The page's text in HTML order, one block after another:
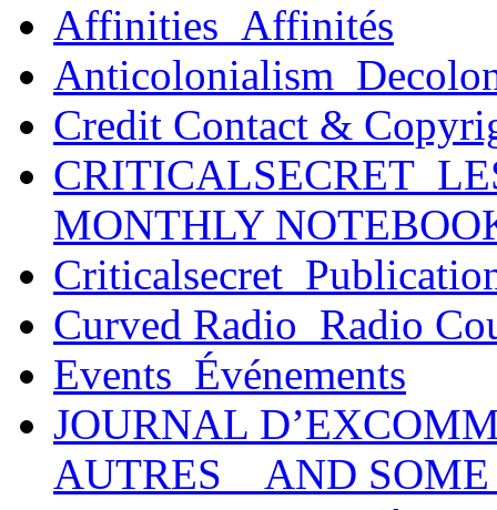
Affinities_Affinités
Credit Contact &
MONTHLY
Curved Radio_Radio
Events_Événements
JOURNAL
AUTRES _ AND